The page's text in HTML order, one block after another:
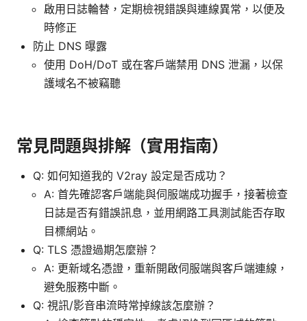
啟用日誌輪替，定期檢視錯誤與連線異常，以便及
時修正
防止 DNS 曝露
使用 DoH/DoT 或在客戶端禁用 DNS 泄漏，以保
護域名不被竊聽
常見問題與排解（實用指南）
Q: 如何知道我的 V2ray 設定是否成功？
A: 首先確認客戶端能與伺服端成功握手，接著檢查
日誌是否有錯誤訊息，並用網路工具測試能否存取
目標網站。
Q: TLS 憑證過期怎麼辦？
A: 更新域名憑證，重新開啟伺服端與客戶端連線，
避免服務中斷。
Q: 視訊/影音串流時常掉線該怎麼辦？